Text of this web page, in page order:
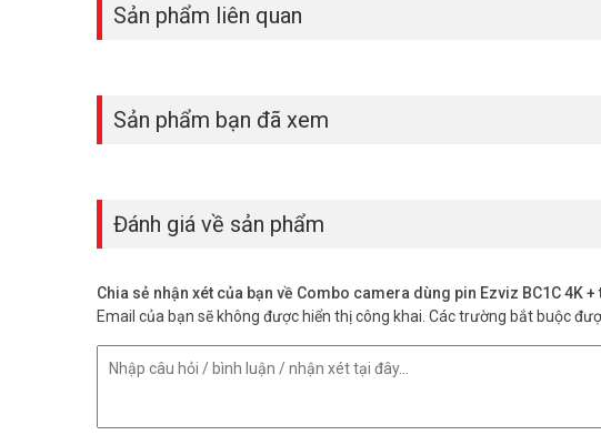
Sản phẩm liên quan
Sản phẩm bạn đã xem
Đánh giá về sản phẩm
Chia sẻ nhận xét của bạn về Combo camera dùng pin Ezviz BC1C 4K
Email của bạn sẽ không được hiển thị công khai. Các trường bắt buộc